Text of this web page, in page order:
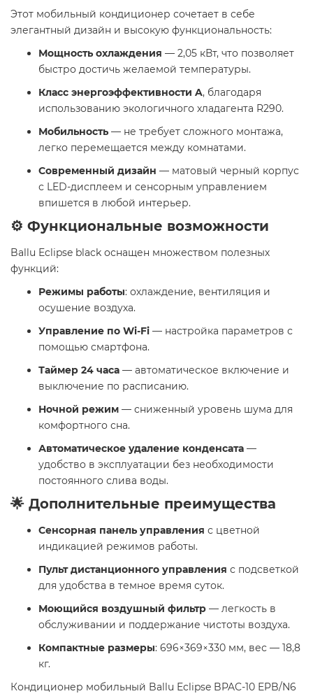
Этот мобильный кондиционер сочетает в себе
элегантный дизайн и высокую функциональность:​
Мощность охлаждения — 2,05 кВт, что позволяет
быстро достичь желаемой температуры.​
Класс энергоэффективности A, благодаря
использованию экологичного хладагента R290.​
Мобильность — не требует сложного монтажа,
легко перемещается между комнатами.​
Современный дизайн — матовый черный корпус
с LED-дисплеем и сенсорным управлением
впишется в любой интерьер. ​
⚙️ Функциональные возможности
Ballu Eclipse black оснащен множеством полезных
функций:​
Режимы работы: охлаждение, вентиляция и
осушение воздуха.​
Управление по Wi-Fi — настройка параметров с
помощью смартфона.​
Таймер 24 часа — автоматическое включение и
выключение по расписанию.​
Ночной режим — сниженный уровень шума для
комфортного сна.​
Автоматическое удаление конденсата —
удобство в эксплуатации без необходимости
постоянного слива воды. ​
🌟 Дополнительные преимущества
Сенсорная панель управления с цветной
индикацией режимов работы.​
Пульт дистанционного управления с подсветкой
для удобства в темное время суток.​
Моющийся воздушный фильтр — легкость в
обслуживании и поддержание чистоты воздуха.​
Компактные размеры: 696×369×330 мм, вес — 18,8
кг. ​
Кондиционер мобильный Ballu Eclipse BPAC-10 EPB/N6